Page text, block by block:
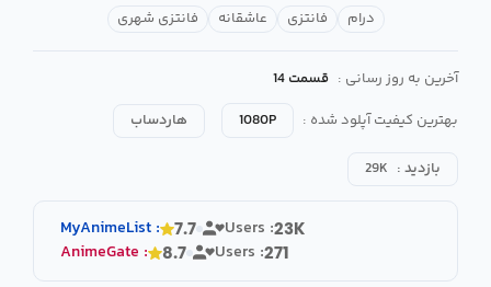
درام فانتزی عاشقانه فانتزی شهری
آخرین به روز رسانی : قسمت 14
بهترین کیفیت آپلود شده :
1080P هاردساب
بازدید : 29K
MyAnimeList : 7.7 Users :23K
AnimeGate : 8.7 Users :271